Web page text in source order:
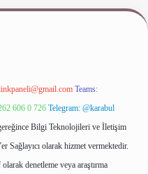
Teams:
606 0 726 Telegram: @karabul
Bilgi Teknolojileri ve İletişim
Sağlayıcı olarak hizmet vermektedir.
denetleme veya araştırma